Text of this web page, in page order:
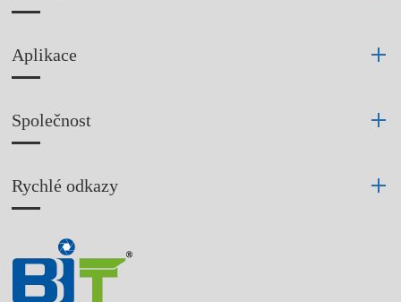
Aplikace
Společnost
Rychlé odkazy